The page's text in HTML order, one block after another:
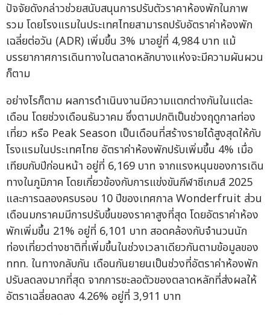
ปัจจัยดังกล่าวช่วยสนับสนุนการปรับตัวราคาห้องพักในภาพ
รวม โดยโรงแรมในประเทศไทยสามารถปรับอัตราค่าห้องพัก
เฉลี่ยต่อวัน (ADR) เพิ่มขึ้น 3% มาอยู่ที่ 4,984 บาท แม้
บรรยากาศการเดินทางในตลาดหลักบางแห่งจะมีความผันผวน
ก็ตาม
อย่างไรก็ตาม ผลการดำเนินงานมีความแตกต่างกันในแต่ละ
เดือน โดยช่วงเดือนธันวาคม ซึ่งตามปกติเป็นช่วงฤดูกาลท่อง
เที่ยว หรือ Peak Season เป็นเดือนที่สร้างรายได้สูงสุดให้กับ
โรงแรมในประเทศไทย อัตราค่าห้องพักปรับเพิ่มขึ้น 4% เมื่อ
เทียบกับปีก่อนหน้า อยู่ที่ 6,169 บาท จากแรงหนุนของการเดิน
ทางในภูมิภาค โดยเกี่ยวข้องกับการแข่งขันกีฬาซีเกมส์ 2025
และการฉลองครบรอบ 10 ปีของเทศกาล Wonderfruit ส่วน
เดือนมกราคมมีการปรับขึ้นของราคาสูงที่สุด โดยอัตราค่าห้อง
พักเพิ่มขึ้น 21% อยู่ที่ 6,101 บาท สอดคล้องกับจำนวนนัก
ท่องเที่ยวต่างชาติที่เพิ่มขึ้นในช่วงเวลาเดียวกันตามข้อมูลของ
ททท. ในทางกลับกัน เดือนกันยายนเป็นช่วงที่อัตราค่าห้องพัก
ปรับลดลงมากที่สุด จากการชะลอตัวของตลาดหลักที่ส่งผลให้
อัตราเฉลี่ยลดลง 4.26% อยู่ที่ 3,911 บาท